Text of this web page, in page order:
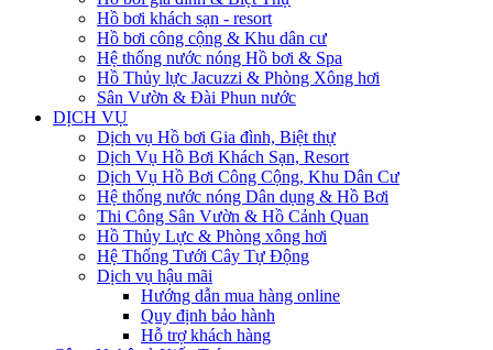
Hồ bơi khách sạn - resort
Hồ bơi công cộng & Khu dân cư
Hệ thống nước nóng Hồ bơi & Spa
Hồ Thủy lực Jacuzzi & Phòng Xông hơi
Sân Vườn & Đài Phun nước
DỊCH VỤ
Dịch vụ Hồ bơi Gia đình, Biệt thự
Dịch Vụ Hồ Bơi Khách Sạn, Resort
Dịch Vụ Hồ Bơi Công Cộng, Khu Dân Cư
Hệ thống nước nóng Dân dụng & Hồ Bơi
Thi Công Sân Vườn & Hồ Cảnh Quan
Hồ Thủy Lực & Phòng xông hơi
Hệ Thống Tưới Cây Tự Động
Dịch vụ hậu mãi
Hướng dẫn mua hàng online
Quy định bảo hành
Hỗ trợ khách hàng